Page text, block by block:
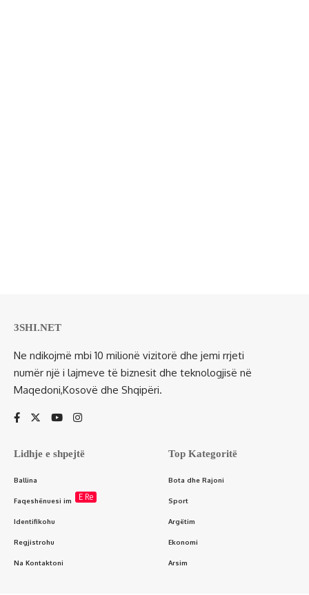
3SHI.NET
Ne ndikojmë mbi 10 milionë vizitorë dhe jemi rrjeti
numër një i lajmeve të biznesit dhe teknologjisë në
Maqedoni,Kosovë dhe Shqipëri.
Lidhje e shpejtë
Ballina
Faqeshënuesi im E Re
Identifikohu
Regjistrohu
Na Kontaktoni
Top Kategoritë
Bota dhe Rajoni
Sport
Argëtim
Ekonomi
Arsim